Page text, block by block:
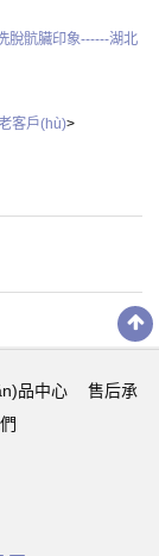
脫骯臟印象------湖北
客戶(hù)>
品中心
售后承